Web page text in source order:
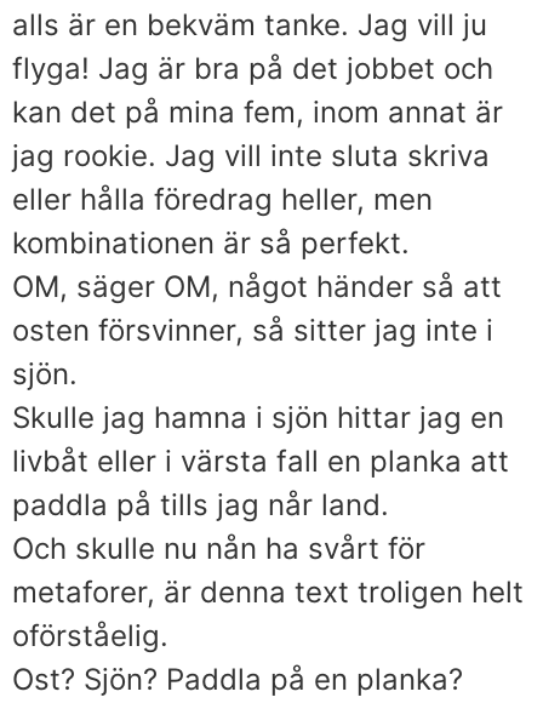
alls är en bekväm tanke. Jag vill ju
flyga! Jag är bra på det jobbet och
kan det på mina fem, inom annat är
jag rookie. Jag vill inte sluta skriva
eller hålla föredrag heller, men
kombinationen är så perfekt.
OM, säger OM, något händer så att
osten försvinner, så sitter jag inte i
sjön.
Skulle jag hamna i sjön hittar jag en
livbåt eller i värsta fall en planka att
paddla på tills jag når land.
Och skulle nu nån ha svårt för
metaforer, är denna text troligen helt
oförståelig.
Ost? Sjön? Paddla på en planka?